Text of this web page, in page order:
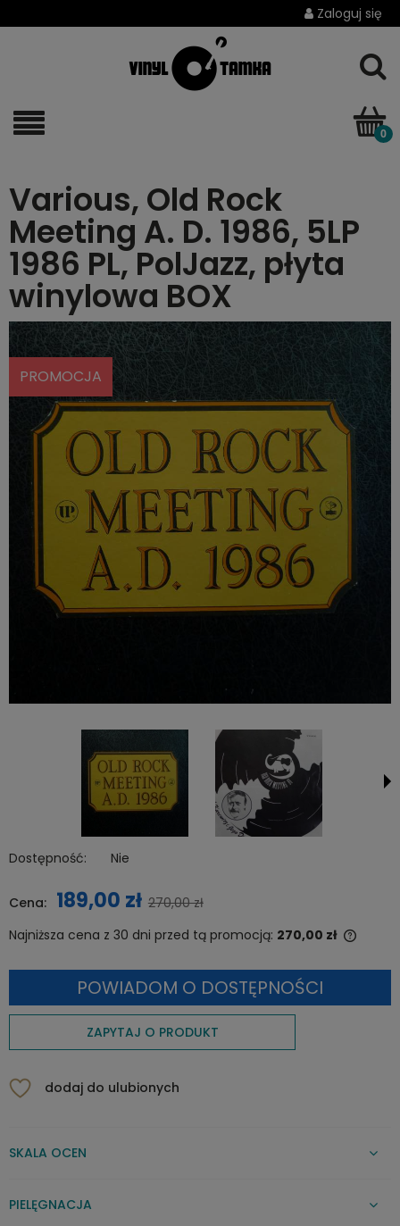
Zaloguj się
Various, Old Rock
Meeting A. D. 1986, 5LP
1986 PL, PolJazz, płyta
winylowa BOX
PROMOCJA
Dostępność: Nie
Cena: 189,00 zł 270,00 zł
Najniższa cena z 30 dni przed tą promocją: 270,00 zł
niż 30
POWIADOM O DOSTĘPNOŚCI
ZAPYTAJ O PRODUKT
dodaj do ulubionych
SKALA OCEN
PIELĘGNACJA